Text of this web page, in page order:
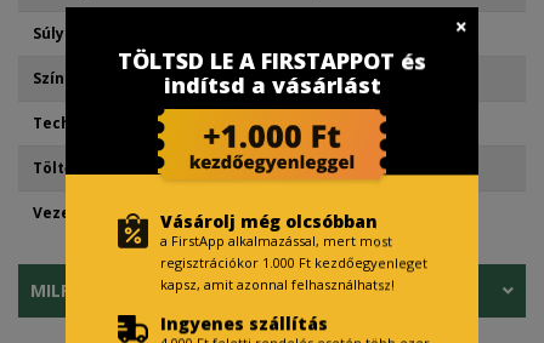
Súly
Szín Szürke
Technológia Érintőképernyős
Töltő port Type-C
Vezeték nélküli kapcsolat 5G
MILPAY RÉSZLETFIZETÉS
TÖLTSD LE A FIRSTAPPOT és
indítsd a vásárlást
Vásárolj még olcsóbban
a FirstApp alkalmazással, mert most
regisztrációkor 1.000 Ft kezdőegyenleget
kapsz, amit azonnal felhasználhatsz!
Ingyenes szállítás